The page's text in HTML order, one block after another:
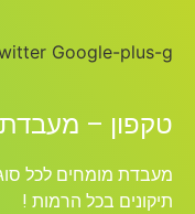
Google-plus-g
טקפון –
מעבדת מומחים לכל
תיקונים בכל הרמות !